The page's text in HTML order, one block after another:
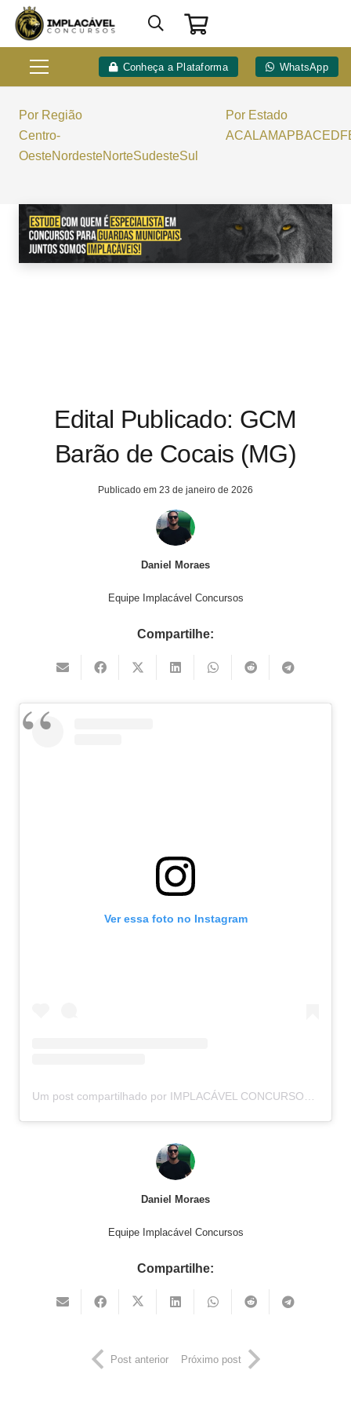
Conheça a Plataforma WhatsApp
Por Região
Centro-
OesteNordesteNorteSudesteSul
Por Estado
ACALAMAPBACEDF
Edital Publicado: GCM
Barão de Cocais (MG)
Publicado em 23 de janeiro de 2026
Daniel Moraes
Equipe Implacável Concursos
Compartilhe:
Ver essa foto no Instagram
Daniel Moraes
Equipe Implacável Concursos
Compartilhe:
Post anterior Próximo post